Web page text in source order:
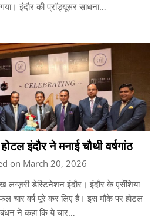
इंदौर की प्रॉड्यूसर साधना…
इंदौर ने मनाई चौथी वर्षगांठ
on March 20, 2026
लग्ज़री डेस्टिनेशन इंदौर। इंदौर के एसेंशिया
चार वर्ष पूरे कर लिए हैं। इस मौके पर होटल
ने कहा कि ये चार…